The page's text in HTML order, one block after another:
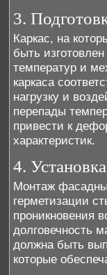
3.
Каркас, на
быть
температур и
каркаса
нагрузку и
перепады
привести к
характеристик.
4.
Монтаж
герметизации
проникновения
долговечность
должна быть
которые